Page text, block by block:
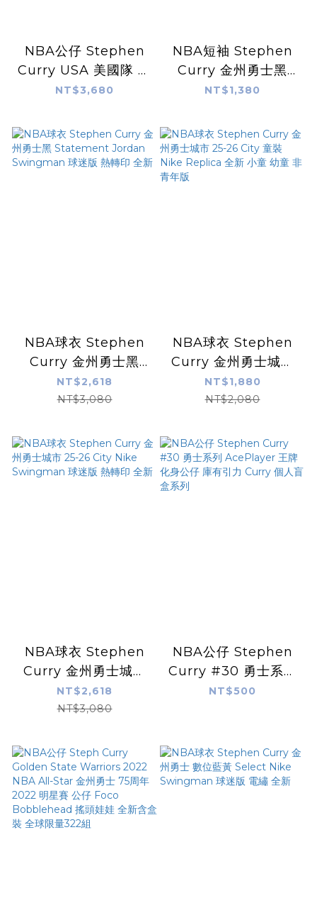
NBA公仔 Stephen
Curry USA 美國隊 巴
黎奧運 進場限定 公仔
搖頭娃娃 全新含盒裝
NT$3,680
NBA短袖 Stephen
Curry 金州勇士黑
Statement Jordan
棉質 短袖 全新
NT$1,380
NBA球衣 Stephen
Curry 金州勇士黑
Statement Jordan
Swingman 球迷版
NT$2,618
NT$3,080
NBA球衣 Stephen
Curry 金州勇士城市
25-26 City 童裝
Nike Replica 全新
NT$1,880
NT$2,080
NBA球衣 Stephen
Curry 金州勇士城市
25-26 City Nike
Swingman 球迷版
NT$2,618
NT$3,080
NBA公仔 Stephen
Curry #30 勇士系列
AcePlayer 王牌化身
NT$500